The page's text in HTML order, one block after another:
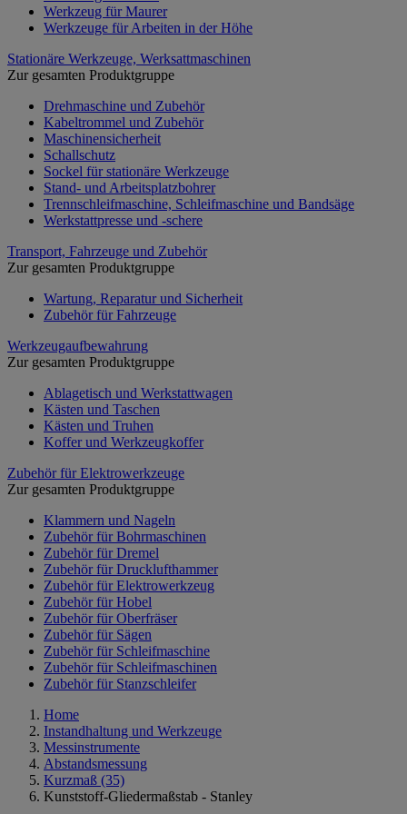
Werkzeug für Maurer
Werkzeuge für Arbeiten in der Höhe
Stationäre Werkzeuge, Werksattmaschinen
Zur gesamten Produktgruppe
Drehmaschine und Zubehör
Kabeltrommel und Zubehör
Maschinensicherheit
Schallschutz
Sockel für stationäre Werkzeuge
Stand- und Arbeitsplatzbohrer
Trennschleifmaschine, Schleifmaschine und Bandsäge
Werkstattpresse und -schere
Transport, Fahrzeuge und Zubehör
Zur gesamten Produktgruppe
Wartung, Reparatur und Sicherheit
Zubehör für Fahrzeuge
Werkzeugaufbewahrung
Zur gesamten Produktgruppe
Ablagetisch und Werkstattwagen
Kästen und Taschen
Kästen und Truhen
Koffer und Werkzeugkoffer
Zubehör für Elektrowerkzeuge
Zur gesamten Produktgruppe
Klammern und Nageln
Zubehör für Bohrmaschinen
Zubehör für Dremel
Zubehör für Drucklufthammer
Zubehör für Elektrowerkzeug
Zubehör für Hobel
Zubehör für Oberfräser
Zubehör für Sägen
Zubehör für Schleifmaschine
Zubehör für Schleifmaschinen
Zubehör für Stanzschleifer
Home
Instandhaltung und Werkzeuge
Messinstrumente
Abstandsmessung
Kurzmaß (35)
Kunststoff-Gliedermaßstab - Stanley